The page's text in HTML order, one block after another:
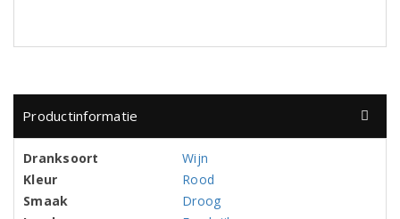
Productinformatie
Dranksoort
Wijn
Kleur
Rood
Smaak
Droog